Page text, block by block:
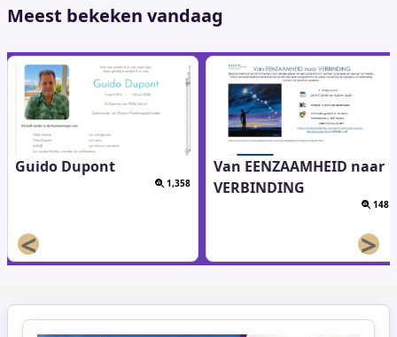
Meest bekeken vandaag
Guido Dupont
1,358
Van EENZAAMHEID naar
VERBINDING
148
< >